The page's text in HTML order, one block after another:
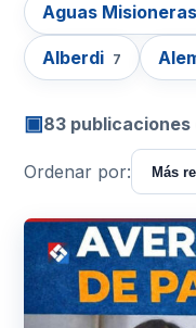
Aguas Misioneras
Alberdi 7
▣83
Ordenar por: